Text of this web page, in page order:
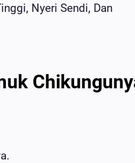
Nyeri Sendi, Dan